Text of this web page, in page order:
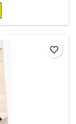
favorite_border